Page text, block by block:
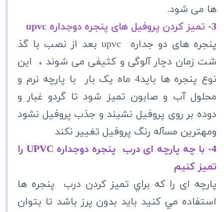
ها می شود.
3- تمیز کردن پروفیل های پنجره دوجداره upvc
پنجره های دو جداره
upvcبعد از نصب با گذ
شت زمان دچار آلوگی و کثیفی می شوند ، این
نوع پنجره ها باید4 ماه یک بار با پارچه نرم و
محلول آب و صابون تمیز شود تا گردو غبار و
دوده بر روی پروفیل نشیند و جذب پروفیل نشود
ومهترین مسآله رنگ پروفیل تغییر نکند
4- با چه پارچه ای درب پنجره دوجداره UPVC را
تمیز کنیم
پارچه ای را که براي تمیز کردن درب پنجره ها
استفاده مي كنيد باید بدون پرز باشد تا بتوان